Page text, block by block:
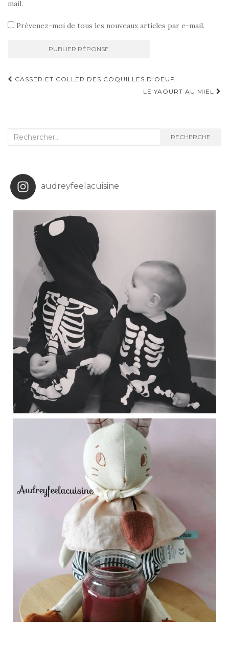
mail.
Prévenez-moi de tous les nouveaux articles par e-mail.
Navigation
CASSER ET COLLER DES COQUILLES D’OEUF
LE YAOURT AU MIEL
Recherche
RECHERCHE
audreyfeelacuisine